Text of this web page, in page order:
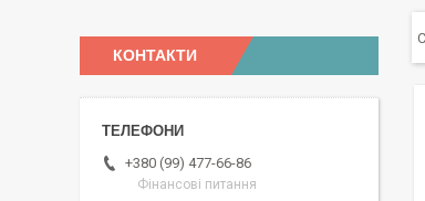
КОНТАКТИ
+380 (99) 477-66-86
Фінансові питання